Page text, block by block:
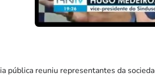
pública reuniu representantes da